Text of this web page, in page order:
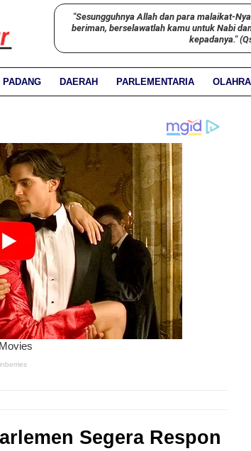
"Sesungguhnya Allah dan para malaikat-
beriman, berselawatlah kamu untuk Nabi
kepadanya."
PADANG DAERAH PARLEMENTARIA
Segera Respon